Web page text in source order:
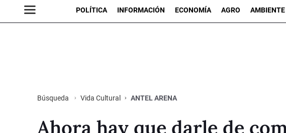
POLÍTICA INFORMACIÓN ECONOMÍA AGRO AMBIENTE
Búsqueda Vida Cultural ANTEL ARENA
Ahora hay que darle de